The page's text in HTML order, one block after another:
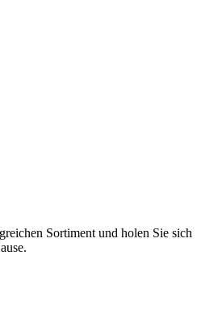
Sortiment und holen Sie sich